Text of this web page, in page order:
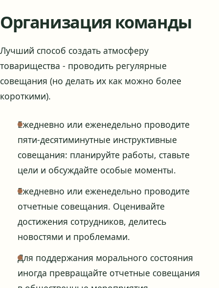
Организация команды
Лучший способ создать атмосферу
товарищества - проводить регулярные
совещания (но делать их как можно более
короткими).
Ежедневно или еженедельно проводите
пяти-десятиминутные инструктивные
совещания: планируйте работы, ставьте
цели и обсуждайте особые моменты.
Ежедневно или еженедельно проводите
отчетные совещания. Оценивайте
достижения сотрудников, делитесь
новостями и проблемами.
Для поддержания морального состояния
иногда превращайте отчетные совещания